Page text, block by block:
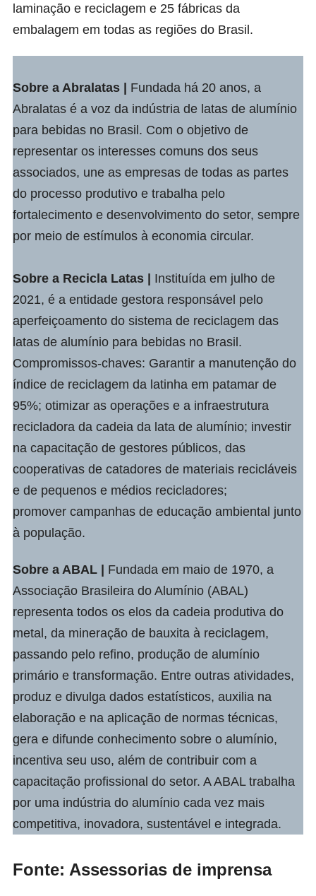
laminação e reciclagem e 25 fábricas da
embalagem em todas as regiões do Brasil.
Sobre a Abralatas | Fundada há 20 anos, a
Abralatas é a voz da indústria de latas de alumínio
para bebidas no Brasil. Com o objetivo de
representar os interesses comuns dos seus
associados, une as empresas de todas as partes
do processo produtivo e trabalha pelo
fortalecimento e desenvolvimento do setor, sempre
por meio de estímulos à economia circular.
Sobre a Recicla Latas | Instituída em julho de
2021, é a entidade gestora responsável pelo
aperfeiçoamento do sistema de reciclagem das
latas de alumínio para bebidas no Brasil.
Compromissos-chaves: Garantir a manutenção do
índice de reciclagem da latinha em patamar de
95%; otimizar as operações e a infraestrutura
recicladora da cadeia da lata de alumínio; investir
na capacitação de gestores públicos, das
cooperativas de catadores de materiais recicláveis
e de pequenos e médios recicladores;
promover campanhas de educação ambiental junto
à população.
Sobre a ABAL | Fundada em maio de 1970, a
Associação Brasileira do Alumínio (ABAL)
representa todos os elos da cadeia produtiva do
metal, da mineração de bauxita à reciclagem,
passando pelo refino, produção de alumínio
primário e transformação. Entre outras atividades,
produz e divulga dados estatísticos, auxilia na
elaboração e na aplicação de normas técnicas,
gera e difunde conhecimento sobre o alumínio,
incentiva seu uso, além de contribuir com a
capacitação profissional do setor. A ABAL trabalha
por uma indústria do alumínio cada vez mais
competitiva, inovadora, sustentável e integrada.
Fonte: Assessorias de imprensa